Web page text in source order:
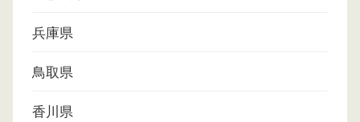
兵庫県
鳥取県
香川県